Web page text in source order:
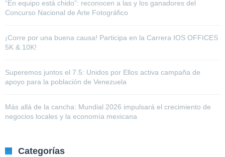
“En equipo está chido”: reconocen a las y los ganadores del
Concurso Nacional de Arte Fotográfico
¡Corre por una buena causa! Participa en la Carrera IOS OFFICES
5K & 10K!
Superemos juntos el 7.5: Unidos por Ellos activa campaña de
apoyo para la población de Venezuela
Más allá de la cancha: Mundial 2026 impulsará el crecimiento de
negocios locales y la economía mexicana
Categorías